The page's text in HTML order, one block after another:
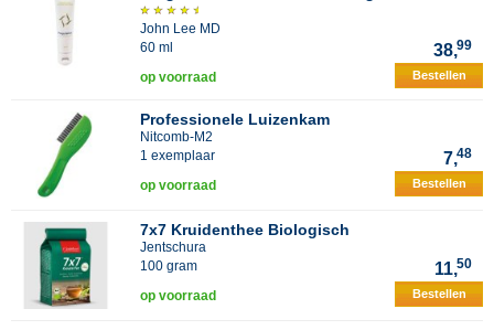
John Lee MD
60 ml
38,99
op voorraad Bestellen
Professionele Luizenkam
Nitcomb-M2
1 exemplaar
7,48
op voorraad Bestellen
7x7 Kruidenthee Biologisch
Jentschura
100 gram
11,50
op voorraad Bestellen